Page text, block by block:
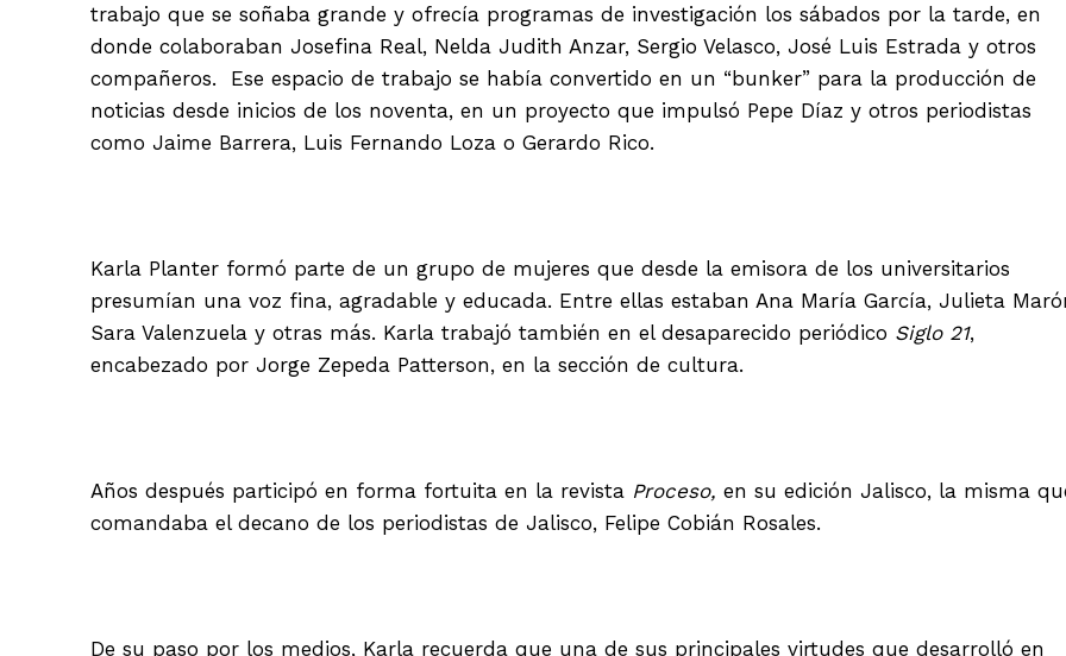
trabajo que se soñaba grande y ofrecía programas de investigación los sábados por la tarde, en
donde colaboraban Josefina Real, Nelda Judith Anzar, Sergio Velasco, José Luis Estrada y otros
compañeros. Ese espacio de trabajo se había convertido en un “bunker” para la producción de
noticias desde inicios de los noventa, en un proyecto que impulsó Pepe Díaz y otros periodistas
como Jaime Barrera, Luis Fernando Loza o Gerardo Rico.
Karla Planter formó parte de un grupo de mujeres que desde la emisora de los universitarios
presumían una voz fina, agradable y educada. Entre ellas estaban Ana María García, Julieta
Sara Valenzuela y otras más. Karla trabajó también en el desaparecido periódico Siglo 21,
encabezado por Jorge Zepeda Patterson, en la sección de cultura.
Años después participó en forma fortuita en la revista Proceso, en su edición Jalisco, la misma
comandaba el decano de los periodistas de Jalisco, Felipe Cobián Rosales.
De su paso por los medios, Karla recuerda que una de sus principales virtudes que desarrolló en